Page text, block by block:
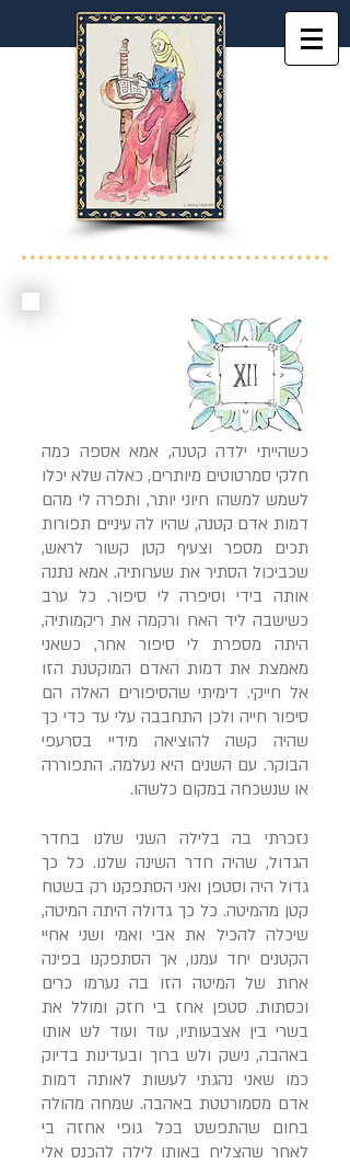
כשהייתי ילדה קטנה, אמא אספה כמה
חלקי סמרטוטים מיותרים, כאלה שלא יכלו
לשמש למשהו חיוני יותר, ותפרה לי מהם
דמות אדם קטנה, שהיו לה עיניים תפורות
תכים מספר וצעיף קטן קשור לראש,
שכביכול הסתיר את שערותיה. אמא נתנה
אותה בידי וסיפרה לי סיפור. כל ערב
כשישבה ליד האח ורקמה את ריקמותיה,
היתה מספרת לי סיפור אחר, כשאני
מאמצת את דמות האדם המוקטנת הזו
אל חייקי. דימיתי שהסיפורים האלה הם
סיפור חייה ולכן התחבבה עלי עד כדי כך
שהיה קשה להוציאה מידיי בסרעפי
הבוקר. עם השנים היא נעלמה. התפוררה
או שנשכחה במקום כלשהו.
נזכרתי בה בלילה השני שלנו בחדר
הגדול, שהיה חדר השינה שלנו. כל כך
גדול היה וסטפן ואני הסתפקנו רק בשטח
קטן מהמיטה. כל כך גדולה היתה המיטה,
שיכלה להכיל את אבי ואמי ושני אחיי
הקטנים יחד עמנו, אך הסתפקנו בפינה
אחת של המיטה הזו בה נערמו כרים
וכסתות. סטפן אחז בי חזק ומולל את
בשרי בין אצבעותיו, עוד ועוד לש אותו
באהבה, נישק ולש ברוך ובעדינות בדיוק
כמו שאני נהגתי לעשות לאותה דמות
אדם מסמורטטת באהבה. שמחה מהולה
בחום שהתפשט בכל גופי אחזה בי
לאחר שהצליח באותו לילה להכנס אלי